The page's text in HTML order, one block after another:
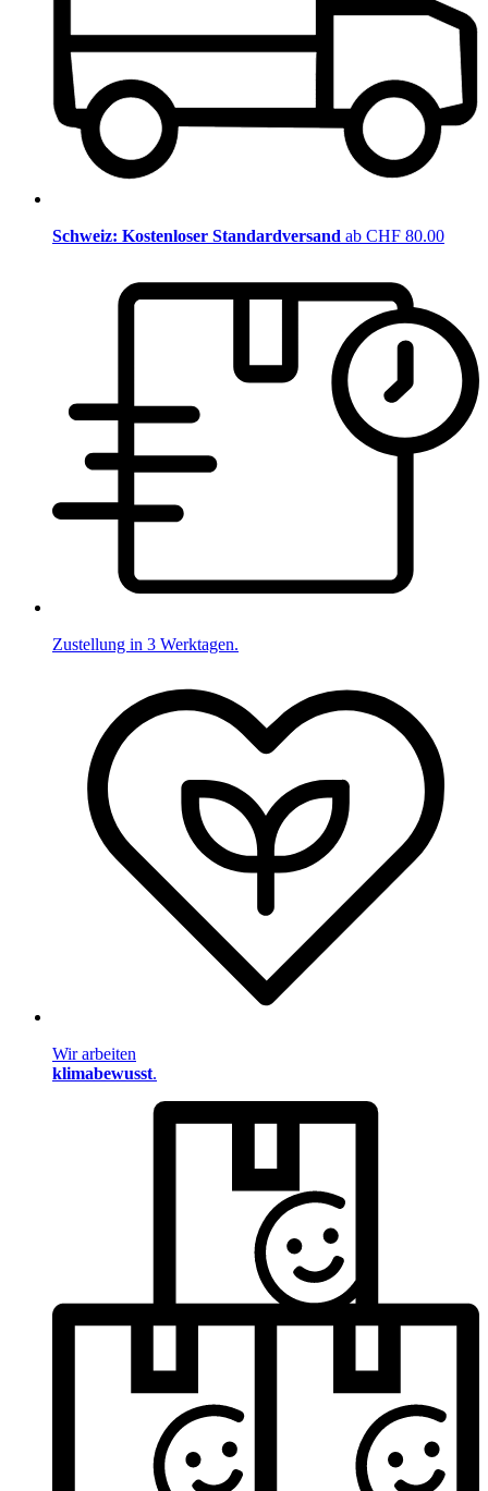
Schweiz: Kostenloser Standardversand ab CHF 80.00
Zustellung in 3 Werktagen.
Wir arbeiten
klimabewusst.